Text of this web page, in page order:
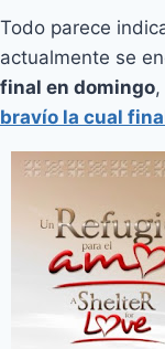
Todo parece
actualmente se
final en domingo
bravío la cual